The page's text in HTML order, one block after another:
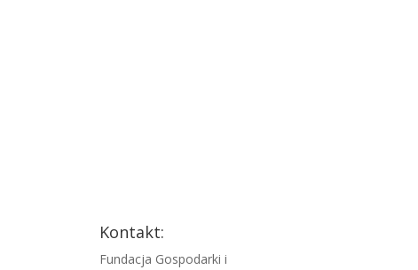
Kontakt:
Fundacja Gospodarki i